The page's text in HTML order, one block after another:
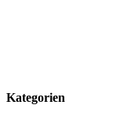
Kategorien